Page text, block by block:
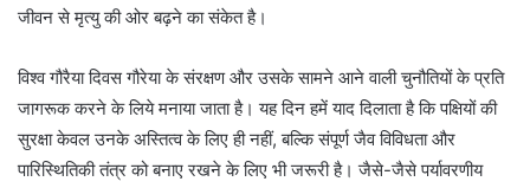
जीवन से मृत्यु की ओर बढ़ने का संकेत है।
विश्व गौरैया दिवस गौरेया के संरक्षण और उसके सामने आने वाली चुनौतियों के प्रति
जागरूक करने के लिये मनाया जाता है। यह दिन हमें याद दिलाता है कि पक्षियों की
सुरक्षा केवल उनके अस्तित्व के लिए ही नहीं, बल्कि संपूर्ण जैव विविधता और
पारिस्थितिकी तंत्र को बनाए रखने के लिए भी जरूरी है। जैसे-जैसे पर्यावरणीय